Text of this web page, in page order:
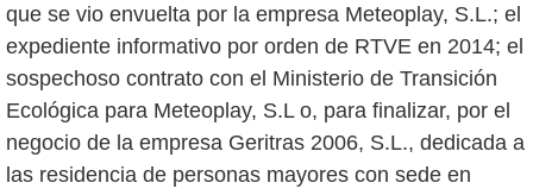
que se vio envuelta por la empresa Meteoplay, S.L.; el
expediente informativo por orden de RTVE en 2014; el
sospechoso contrato con el Ministerio de Transición
Ecológica para Meteoplay, S.L o, para finalizar, por el
negocio de la empresa Geritras 2006, S.L., dedicada a
las residencia de personas mayores con sede en